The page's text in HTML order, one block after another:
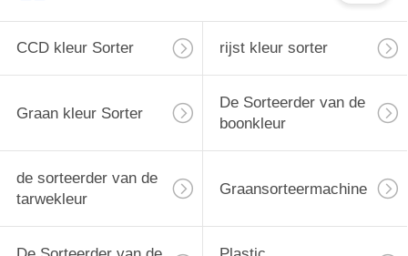
CCD kleur Sorter rijst kleur sorter
Graan kleur Sorter
De Sorteerder van de
boonkleur
de sorteerder van de
tarwekleur
Graansorteermachine